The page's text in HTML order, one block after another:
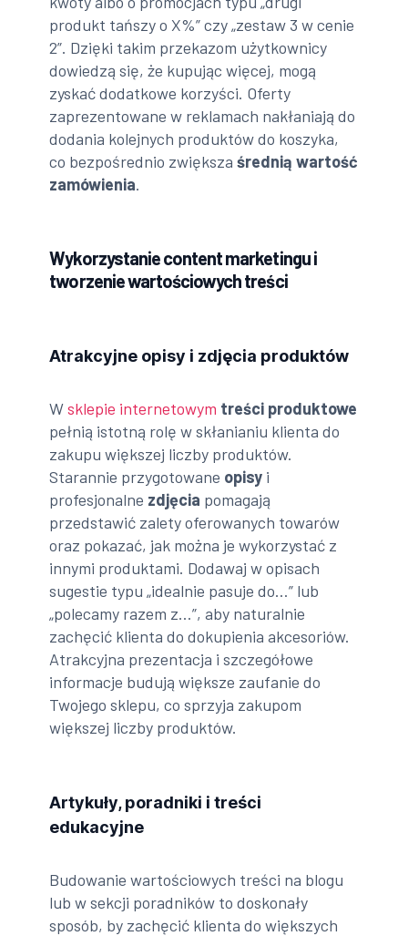
produkt tańszy o X%” czy „zestaw 3 w cenie
2”. Dzięki takim przekazom użytkownicy
dowiedzą się, że kupując więcej, mogą
zyskać dodatkowe korzyści. Oferty
zaprezentowane w reklamach nakłaniają do
dodania kolejnych produktów do koszyka,
co bezpośrednio zwiększaśrednią wartość
zamówienia.
Wykorzystanie content marketingu i
tworzenie wartościowych treści
Atrakcyjne opisy i zdjęcia produktów
Wsklepie internetowym treści produktowe
pełnią istotną rolę w skłanianiu klienta do
zakupu większej liczby produktów.
Starannie przygotowane opisy i
profesjonalne zdjęcia pomagają
przedstawić zalety oferowanych towarów
oraz pokazać, jak można je wykorzystać z
innymi produktami. Dodawaj w opisach
sugestie typu „idealnie pasuje do…” lub
„polecamy razem z…”, aby naturalnie
zachęcić klienta do dokupienia akcesoriów.
Atrakcyjna prezentacja i szczegółowe
informacje budują większe zaufanie do
Twojego sklepu, co sprzyja zakupom
większej liczby produktów.
Artykuły, poradniki i treści
edukacyjne
Budowanie wartościowych treści na blogu
lub w sekcji poradników to doskonały
sposób, by zachęcić klienta do większych